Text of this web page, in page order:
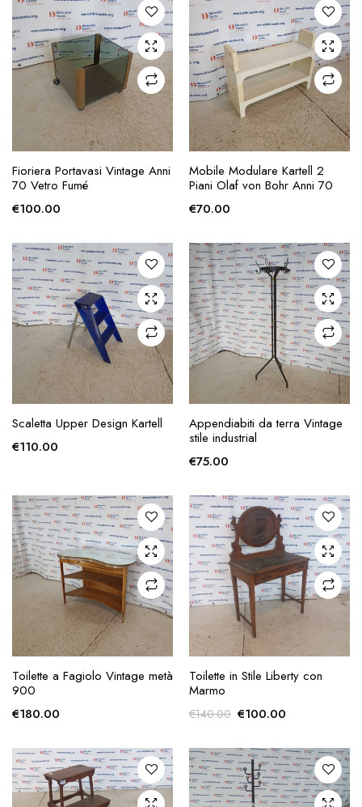
RICHIESTA
Fioriera Portavasi Vintage Anni
70 Vetro Fumé
€100.00
RICHIESTA
Mobile Modulare Kartell 2
Piani Olaf von Bohr Anni 70
€70.00
RICHIESTA
Scaletta Upper Design Kartell
€110.00
RICHIESTA
Appendiabiti da terra Vintage
stile industrial
€75.00
RICHIESTA
Toilette a Fagiolo Vintage metà
900
€180.00
RICHIESTA
Toilette in Stile Liberty con
Marmo
€140.00 Il
originale
era:
€140.00.
€100.00Il
attuale
è:
€100.00.